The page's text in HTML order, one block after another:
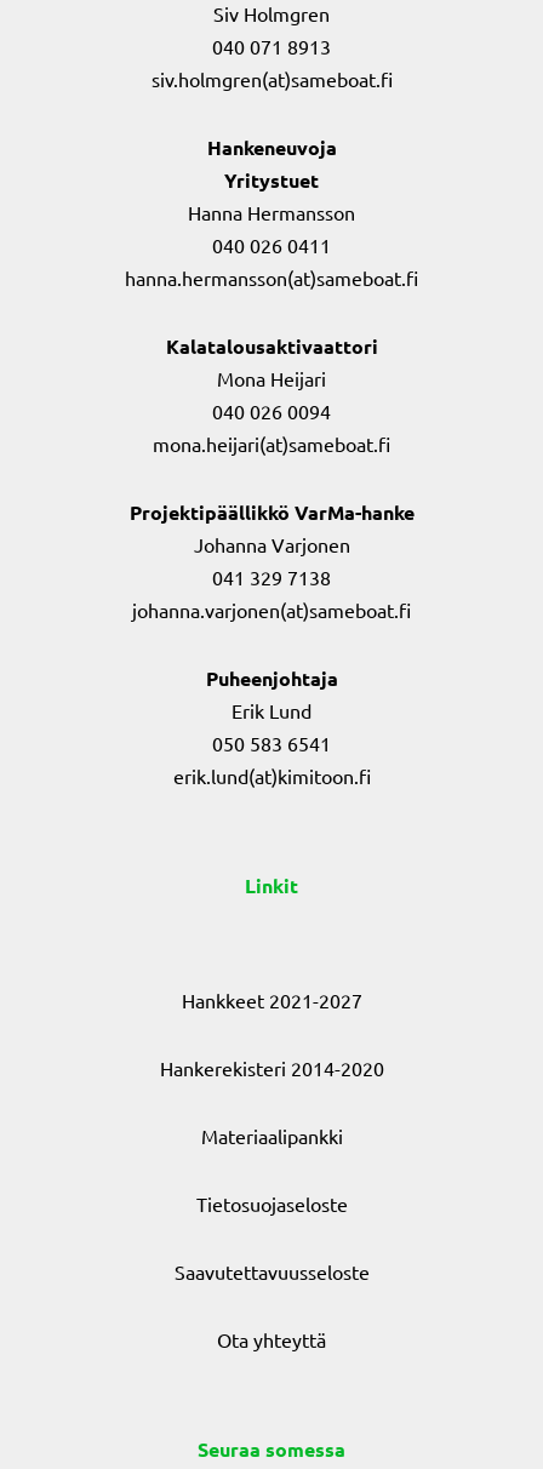
Siv Holmgren
040 071 8913
siv.holmgren(at)sameboat.fi
Hankeneuvoja
Yritystuet
Hanna Hermansson
040 026 0411
hanna.hermansson(at)sameboat.fi
Kalatalousaktivaattori
Mona Heijari
040 026 0094
mona.heijari(at)sameboat.fi
Projektipäällikkö VarMa-hanke
Johanna Varjonen
041 329 7138
johanna.varjonen(at)sameboat.fi
Puheenjohtaja
Erik Lund
050 583 6541
erik.lund(at)kimitoon.fi
Linkit
Hankkeet 2021-2027
Hankerekisteri 2014-2020
Materiaalipankki
Tietosuojaseloste
Saavutettavuusseloste
Ota yhteyttä
Seuraa somessa